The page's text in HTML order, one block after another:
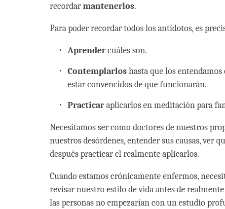
recordarmantenerlos.
Para poder recordar todos los antídotos, es
Aprendercuáles son.
Contemplarloshasta que los
estar convencidos de que funcionarán.
Practicaraplicarlos en meditación para
Necesitamos ser como doctores de nuestros
nuestros desórdenes, entender sus causas, ver
después practicar el realmente aplicarlos.
Cuando estamos crónicamente enfermos,
revisar nuestro estilo de vida antes de
las personas no empezarían con un estudio